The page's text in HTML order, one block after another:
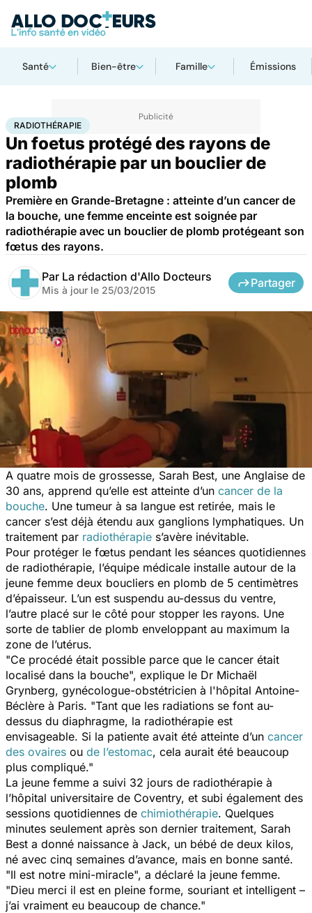
Santé Bien-être Famille Émissions
AccueilSantéRadiothérapie
RADIOTHÉRAPIE
Un foetus protégé des rayons de
radiothérapie par un bouclier de
plomb
Première en Grande-Bretagne : atteinte d’un cancer de
la bouche, une femme enceinte est soignée par
radiothérapie avec un bouclier de plomb protégeant son
fœtus des rayons.
Par La rédaction d'Allo Docteurs
Mis à jour le 25/03/2015
Partager
A quatre mois de grossesse, Sarah Best, une Anglaise de
30 ans, apprend qu’elle est atteinte d’un cancer de la
bouche. Une tumeur à sa langue est retirée, mais le
cancer s’est déjà étendu aux ganglions lymphatiques. Un
traitement par radiothérapie s’avère inévitable.
Pour protéger le fœtus pendant les séances quotidiennes
de radiothérapie, l’équipe médicale installe autour de la
jeune femme deux boucliers en plomb de 5 centimètres
d’épaisseur. L’un est suspendu au-dessus du ventre,
l’autre placé sur le côté pour stopper les rayons. Une
sorte de tablier de plomb enveloppant au maximum la
zone de l’utérus.
"Ce procédé était possible parce que le cancer était
localisé dans la bouche", explique le Dr Michaël
Grynberg, gynécologue-obstétricien à l'hôpital Antoine-
Béclère à Paris. "Tant que les radiations se font au-
dessus du diaphragme, la radiothérapie est
envisageable. Si la patiente avait été atteinte d’un cancer
des ovaires ou de l’estomac, cela aurait été beaucoup
plus compliqué."
La jeune femme a suivi 32 jours de radiothérapie à
l’hôpital universitaire de Coventry, et subi également des
sessions quotidiennes de chimiothérapie. Quelques
minutes seulement après son dernier traitement, Sarah
Best a donné naissance à Jack, un bébé de deux kilos,
né avec cinq semaines d’avance, mais en bonne santé.
"Il est notre mini-miracle", a déclaré la jeune femme.
"Dieu merci il est en pleine forme, souriant et intelligent –
j’ai vraiment eu beaucoup de chance."